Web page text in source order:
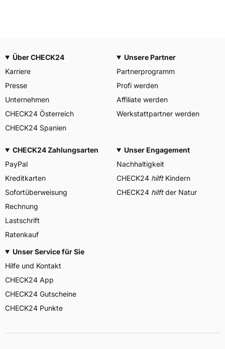
Über CHECK24
Karriere
Presse
Unternehmen
CHECK24 Österreich
CHECK24 Spanien
Unsere Partner
Partnerprogramm
Profi werden
Affiliate werden
Werkstattpartner werden
CHECK24 Zahlungsarten
PayPal
Kreditkarten
Sofortüberweisung
Rechnung
Lastschrift
Ratenkauf
Unser Engagement
Nachhaltigkeit
CHECK24 hilftKindern
CHECK24 hilftder Natur
Unser Service für Sie
Hilfe und Kontakt
CHECK24 App
CHECK24 Gutscheine
CHECK24 Punkte